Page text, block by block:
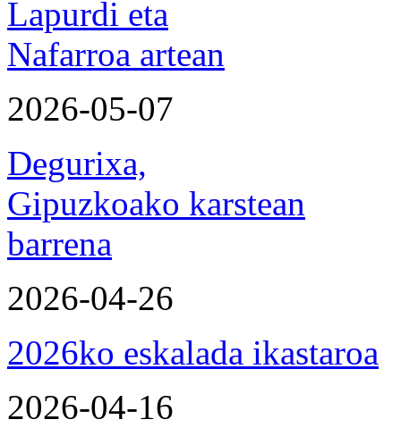
Lapurdi eta
Nafarroa artean
2026-05-07
Degurixa,
Gipuzkoako karstean
barrena
2026-04-26
2026ko eskalada ikastaroa
2026-04-16